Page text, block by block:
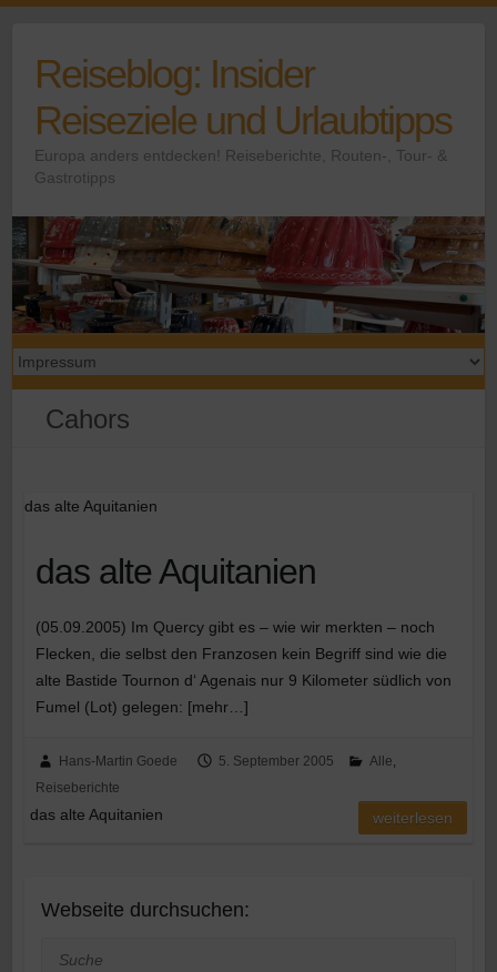
contentReiseblog: Insider
Reiseziele und Urlaubtipps
Europa anders entdecken! Reiseberichte, Routen-, Tour- &
Gastrotipps
Cahors
das alte Aquitanien
das alte Aquitanien
(05.09.2005) Im Quercy gibt es – wie wir merkten – noch
Flecken, die selbst den Franzosen kein Begriff sind wie die
alte Bastide Tournon d‘ Agenais nur 9 Kilometer südlich von
Fumel (Lot) gelegen: [mehr…]
Hans-Martin Goede 5. September 2005 Alle
Reiseberichte
das alte Aquitanien weiterlesen
Webseite durchsuchen:
Suche